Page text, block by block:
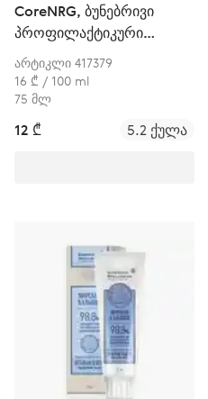
CoreNRG, ბუნებრივი
პროფილაქტიკური
კბილის პასტა
არტიკლი 417379
16 ₾ / 100 ml
75 მლ
12 ₾ 5.2 ქულა